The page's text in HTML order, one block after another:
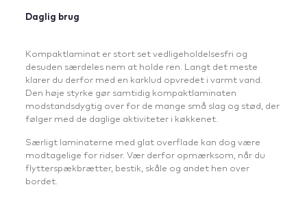
Daglig brug
Kompaktlaminat er stort set vedligeholdelsesfri og
desuden særdeles nem at holde ren. Langt det meste
klarer du derfor med en karklud opvredet i varmt vand.
Den høje styrke gør samtidig kompaktlaminaten
modstandsdygtig over for de mange små slag og stød, der
følger med de daglige aktiviteter i køkkenet.
Særligt laminaterne med glat overflade kan dog være
modtagelige for ridser. Vær derfor opmærksom, når du
flytterspækbrætter, bestik, skåle og andet hen over
bordet.